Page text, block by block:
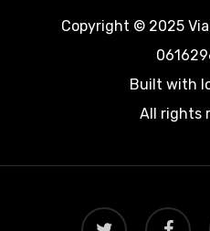
Copyright © 2025
Built with
All rights
twitter facebook